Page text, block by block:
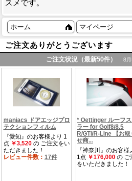
スメです。
ホーム マイページ
ご注文ありがとうございます